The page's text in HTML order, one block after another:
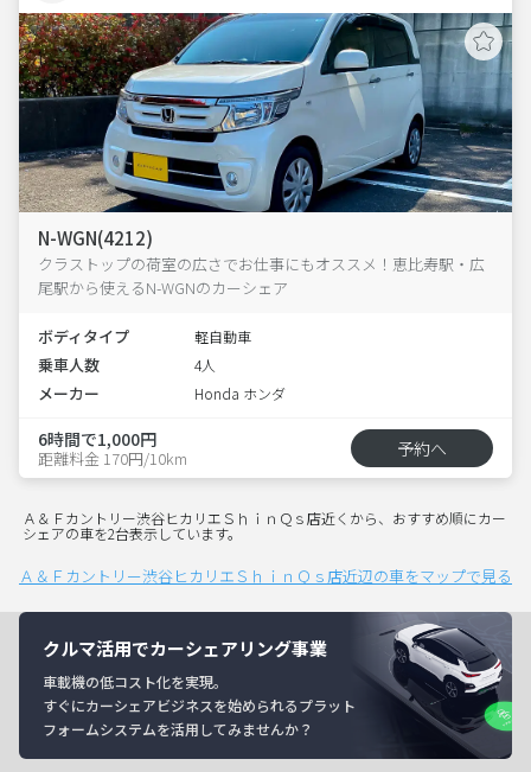
N-WGN(4212)
クラストップの荷室の広さでお仕事にもオススメ！恵比寿駅・広
尾駅から使えるN-WGNのカーシェア
ボディタイプ 軽自動車
乗車人数 4人
メーカー Honda ホンダ
6時間で1,000円
距離料金 170円/10km 予約へ
Ａ＆Ｆカントリー渋谷ヒカリエＳｈｉｎＱｓ店近くから、おすすめ順にカー
シェアの車を2台表示しています。
Ａ＆Ｆカントリー渋谷ヒカリエＳｈｉｎＱｓ店近辺の車をマップで見る
クルマ活用でカーシェアリング事業
車載機の低コスト化を実現。
すぐにカーシェアビジネスを始められるプラット
フォームシステムを活用してみませんか？